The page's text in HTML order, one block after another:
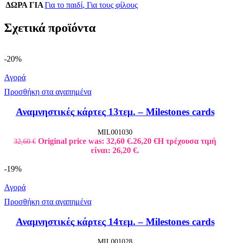
ΔΩΡΑ ΓΙΑΓια το παιδί, Για τους φίλους
Σχετικά προϊόντα
-20%
Αγορά
Προσθήκη στα αγαπημένα
Αναμνηστικές κάρτες 13τεμ. – Milestones cards
MIL001030
32,60€ Original price was: 32,60 €.26,20 €Η τρέχουσα τιμή
είναι: 26,20 €.
-19%
Αγορά
Προσθήκη στα αγαπημένα
Αναμνηστικές κάρτες 14τεμ. – Milestones cards